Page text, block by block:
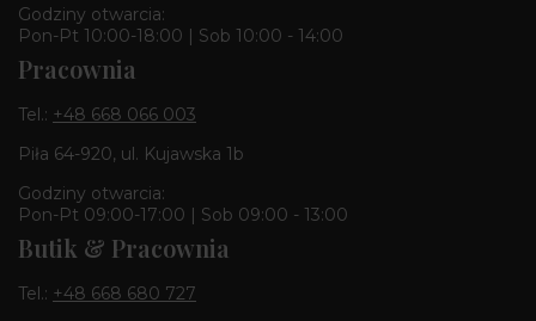
Godziny otwarcia:
Pon-Pt 10:00-18:00 | Sob 10:00 - 14:00
Pracownia
Tel.: +48 668 066 003
Piła 64-920, ul. Kujawska 1b
Godziny otwarcia:
Pon-Pt 09:00-17:00 | Sob 09:00 - 13:00
Butik & Pracownia
Tel.: +48 668 680 727